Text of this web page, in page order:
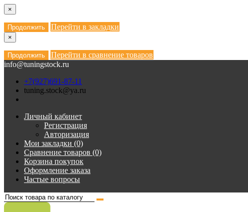
×
Продолжить Перейти в закладки
×
Продолжить
Перейти в сравнение товаров
info@tuningstock.ru
+7(927)691-87-11
tuning.stock@ya.ru
Личный кабинет
Регистрация
Авторизация
Мои закладки (0)
Сравнение товаров (0)
Корзина покупок
Оформление заказа
Частые вопросы